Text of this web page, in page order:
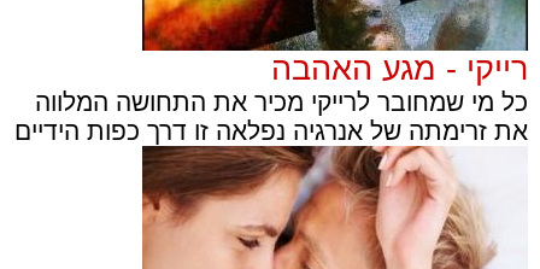
רייקי - מגע האהבה
כל מי שמחובר לרייקי מכיר את התחושה המלווה
את זרימתה של אנרגיה נפלאה זו דרך כפות הידיים